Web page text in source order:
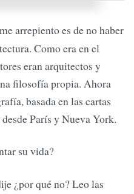
arrepiento es de no haber
Como era en el
eran arquitectos y
filosofía propia. Ahora
basada en las cartas
París y Nueva York.
su vida?
¿por qué no? Leo las